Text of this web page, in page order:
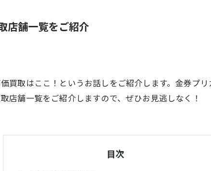
店舗一覧をご紹介
買取はここ！というお話しをご紹介します。金券プ
店舗一覧をご紹介しますので、ぜひお見逃しなく！
目次